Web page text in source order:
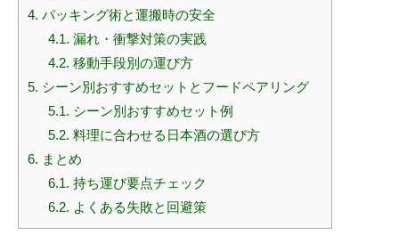
4. パッキング術と運搬時の安全
4.1. 漏れ・衝撃対策の実践
4.2. 移動手段別の運び方
5. シーン別おすすめセットとフードペアリング
5.1. シーン別おすすめセット例
5.2. 料理に合わせる日本酒の選び方
6. まとめ
6.1. 持ち運び要点チェック
6.2. よくある失敗と回避策